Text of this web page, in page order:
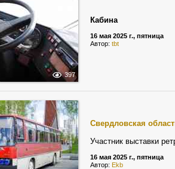
397
Кабина
16 мая 2025 г., пятница
Автор: tbt
Свердловская
Участник выставки
16 мая 2025 г., пятница
Автор: Ekb